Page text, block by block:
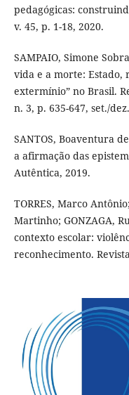
pedagógicas:
v. 45, p. 1-18, 2020.
SAMPAIO, Simone
vida e a morte: Estado,
extermínio” no Brasil.
n. 3, p. 635-647, set./
SANTOS, Boaventura
a afirmação das
Autêntica, 2019.
TORRES, Marco
Martinho; GONZAGA,
contexto escolar:
reconhecimento.